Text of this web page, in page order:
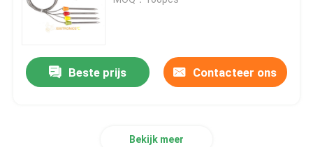
Glasntc Thermistor
Beste prijs Contacteer ons
Bekijk meer